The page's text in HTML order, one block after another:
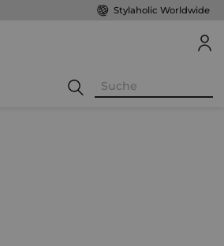
Stylaholic Worldwide